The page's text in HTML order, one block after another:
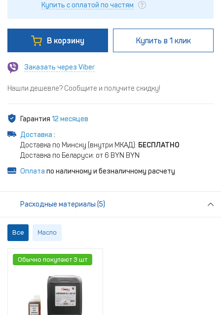
Купить с оплатой по частям
В корзину Купить в 1 клик
Заказать через Viber
Нашли дешевле? Сообщите и получите скидку!
Гарантия 12 месяцев
Доставка :
Доставка по Минску (внутри МКАД): БЕСПЛАТНО
Доставка по Беларуси: от 6 BYN BYN
Оплата по наличному и безналичному расчету
Расходные материалы (5)
Все Масло
Обычно покупают 3 шт